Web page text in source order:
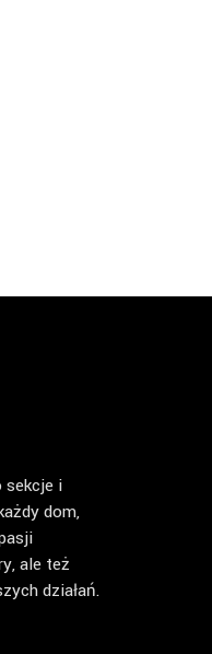
sekcje i
dom,
ale też
działań.